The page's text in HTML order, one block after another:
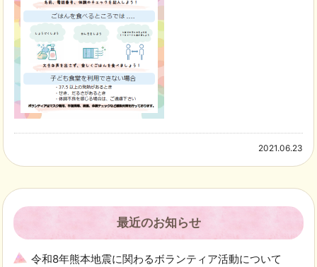
2021.06.23
最近のお知らせ
令和8年熊本地震に関わるボランティア活動について